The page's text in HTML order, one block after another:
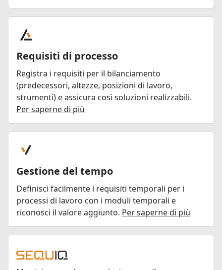
Requisiti di processo
Registra i requisiti per il bilanciamento
(predecessori, altezze, posizioni di lavoro,
strumenti) e assicura così soluzioni realizzabili.
Per saperne di più
Gestione del tempo
Definisci facilmente i requisiti temporali per i
processi di lavoro con i moduli temporali e
riconosci il valore aggiunto. Per saperne di più